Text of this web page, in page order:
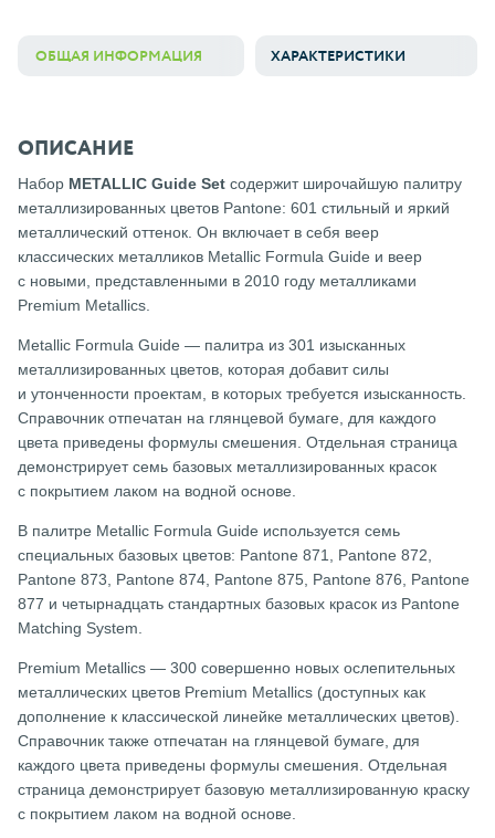
ОБЩАЯ ИНФОРМАЦИЯ ХАРАКТЕРИСТИКИ
ОПИСАНИЕ
Набор METALLIC Guide Set содержит широчайшую палитру
металлизированных цветов Pantone: 601 стильный и яркий
металлический оттенок. Он включает в себя веер
классических металликов Metallic Formula Guide и веер
с новыми, представленными в 2010 году металликами
Premium Metallics.
Metallic Formula Guide — палитра из 301 изысканных
металлизированных цветов, которая добавит силы
и утонченности проектам, в которых требуется изысканность.
Справочник отпечатан на глянцевой бумаге, для каждого
цвета приведены формулы смешения. Отдельная страница
демонстрирует семь базовых металлизированных красок
с покрытием лаком на водной основе.
В палитре Metallic Formula Guide используется семь
специальных базовых цветов: Pantone 871, Pantone 872,
Pantone 873, Pantone 874, Pantone 875, Pantone 876, Pantone
877 и четырнадцать стандартных базовых красок из Pantone
Matching System.
Premium Metallics — 300 совершенно новых ослепительных
металлических цветов Premium Metallics (доступных как
дополнение к классической линейке металлических цветов).
Справочник также отпечатан на глянцевой бумаге, для
каждого цвета приведены формулы смешения. Отдельная
страница демонстрирует базовую металлизированную краску
с покрытием лаком на водной основе.